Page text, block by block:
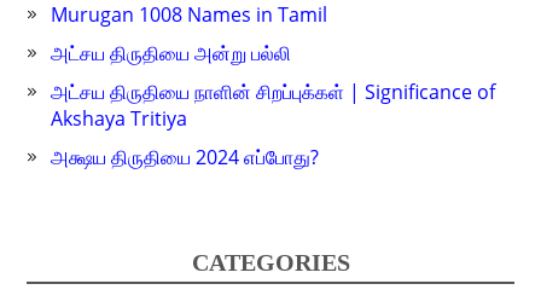
Murugan 1008 Names in Tamil
அட்சய திருதியை அன்று பல்லி
அட்சய திருதியை நாளின் சிறப்புக்கள் | Significance of
Akshaya Tritiya
அக்ஷய திருதியை 2024 எப்போது?
CATEGORIES